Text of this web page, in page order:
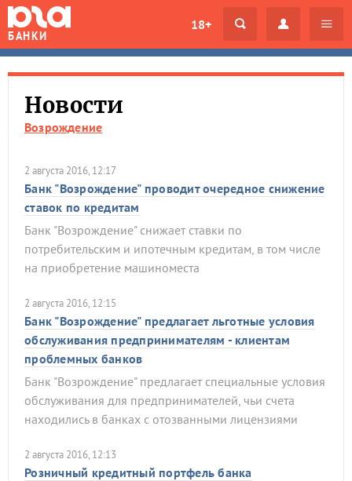
БАНКИ
18+
Новости
Возрождение
2 августа 2016, 12:17
Банк "Возрождение" проводит очередное снижение
ставок по кредитам
Банк "Возрождение" снижает ставки по
потребительским и ипотечным кредитам, в том числе
на приобретение машиноместа
2 августа 2016, 12:15
Банк "Возрождение" предлагает льготные условия
обслуживания предпринимателям - клиентам
проблемных банков
Банк "Возрождение" предлагает специальные условия
обслуживания для предпринимателей, чьи счета
находились в банках с отозванными лицензиями
2 августа 2016, 12:13
Розничный кредитный портфель банка